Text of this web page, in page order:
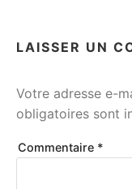
LAISSER UN
Votre adresse e-
obligatoires sont
Commentaire *